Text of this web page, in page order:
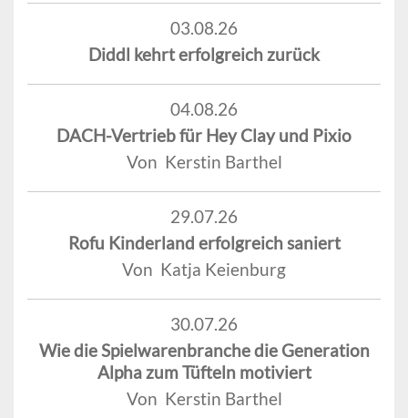
03.08.26
Diddl kehrt erfolgreich zurück
04.08.26
DACH-Vertrieb für Hey Clay und Pixio
Von Kerstin Barthel
29.07.26
Rofu Kinderland erfolgreich saniert
Von Katja Keienburg
30.07.26
Wie die Spielwarenbranche die Generation
Alpha zum Tüfteln motiviert
Von Kerstin Barthel